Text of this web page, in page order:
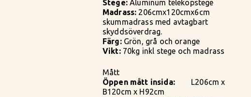
Stege:Aluminum telekopstege
Madrass: 206cmx120cmx6cm
skummadrass med avtagbart
skyddsöverdrag.
Färg:Grön, grå och orange
Vikt:70kg inkl stege och madrass
Mått
Öppen mått insida:L206cm x
B120cm x H92cm